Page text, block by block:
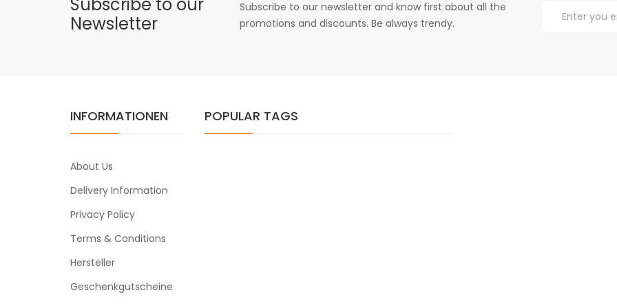
Subscribe to our
Newsletter
Subscribe to our newsletter and know first about all the
promotions and discounts. Be always trendy.
INFORMATIONEN
About Us
Delivery Information
Privacy Policy
Terms & Conditions
Hersteller
Geschenkgutscheine
POPULAR TAGS